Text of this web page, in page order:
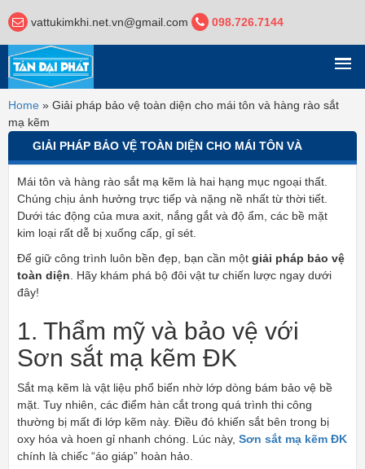
vattukimkhi.net.vn@gmail.com 098.726.7144
DANH MỤC
Home » Giải pháp bảo vệ toàn diện cho mái tôn và hàng rào sắt
mạ kẽm
GIẢI PHÁP BẢO VỆ TOÀN DIỆN CHO MÁI TÔN VÀ
HÀNG RÀO SẮT MẠ KẼM
Mái tôn và hàng rào sắt mạ kẽm là hai hạng mục ngoại thất.
Chúng chịu ảnh hưởng trực tiếp và nặng nề nhất từ thời tiết.
Dưới tác động của mưa axit, nắng gắt và độ ẩm, các bề mặt
kim loại rất dễ bị xuống cấp, gỉ sét.
Để giữ công trình luôn bền đẹp, bạn cần một giải pháp bảo vệ
toàn diện . Hãy khám phá bộ đôi vật tư chiến lược ngay dưới
đây!
1. Thẩm mỹ và bảo vệ với
Sơn sắt mạ kẽm ĐK
Sắt mạ kẽm là vật liệu phổ biến nhờ lớp dòng bám bảo vệ bề
mặt. Tuy nhiên, các điểm hàn cắt trong quá trình thi công
thường bị mất đi lớp kẽm này. Điều đó khiến sắt bên trong bị
oxy hóa và hoen gỉ nhanh chóng. Lúc này, Sơn sắt mạ kẽm ĐK
chính là chiếc “áo giáp” hoàn hảo.